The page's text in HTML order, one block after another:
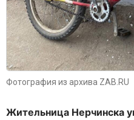
Фотография из архива ZAB.RU
Жительница Нерчинска